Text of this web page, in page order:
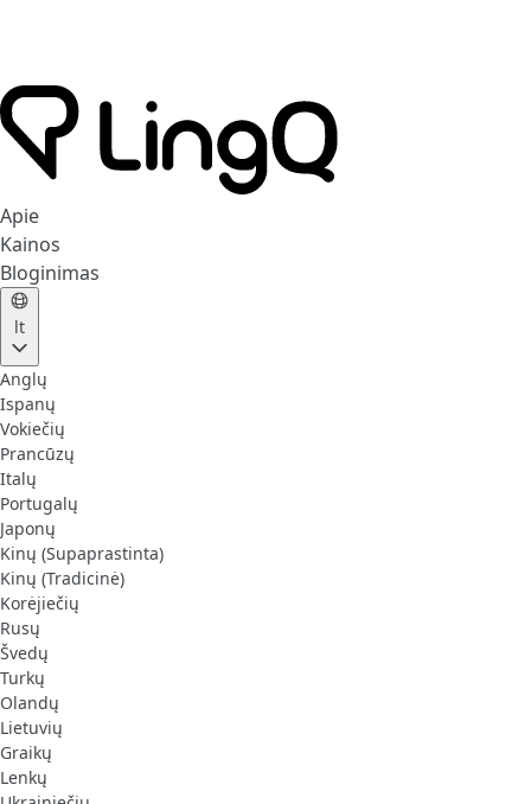
Apie
Kainos
Bloginimas
lt
Anglų
Ispanų
Vokiečių
Prancūzų
Italų
Portugalų
Japonų
Kinų (Supaprastinta)
Kinų (Tradicinė)
Korėjiečių
Rusų
Švedų
Turkų
Olandų
Lietuvių
Graikų
Lenkų